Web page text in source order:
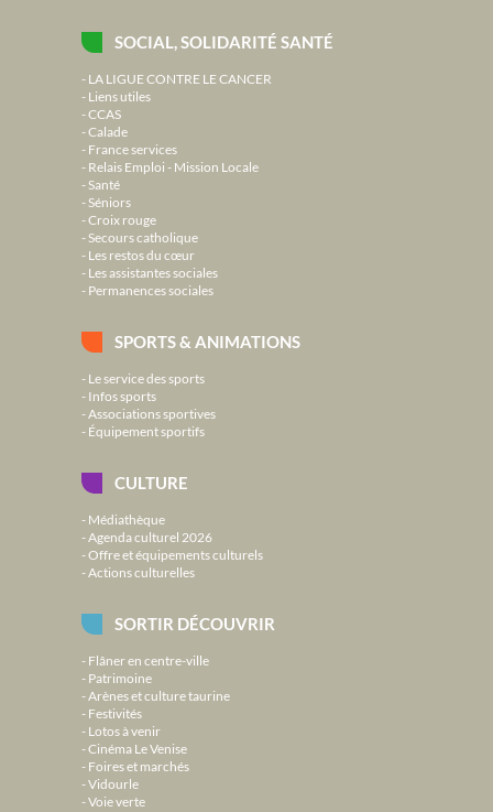
SOCIAL, SOLIDARITÉ SANTÉ
LA LIGUE CONTRE LE CANCER
Liens utiles
CCAS
Calade
France services
Relais Emploi - Mission Locale
Santé
Séniors
Croix rouge
Secours catholique
Les restos du cœur
Les assistantes sociales
Permanences sociales
SPORTS & ANIMATIONS
Le service des sports
Infos sports
Associations sportives
Équipement sportifs
CULTURE
Médiathèque
Agenda culturel 2026
Offre et équipements culturels
Actions culturelles
SORTIR DÉCOUVRIR
Flâner en centre-ville
Patrimoine
Arènes et culture taurine
Festivités
Lotos à venir
Cinéma Le Venise
Foires et marchés
Vidourle
Voie verte